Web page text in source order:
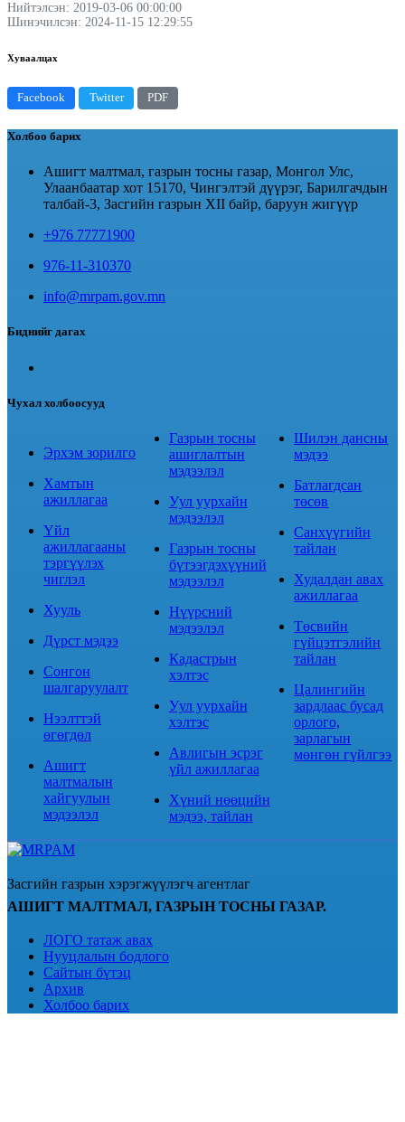
Нийтэлсэн: 2019-03-06 00:00:00
Шинэчилсэн: 2024-11-15 12:29:55
Хуваалцах
Facebook Twitter PDF
Холбоо барих
Ашигт малтмал, газрын тосны газар, Монгол Улс,
Улаанбаатар хот 15170, Чингэлтэй дүүрэг, Барилгачдын
талбай-3, Засгийн газрын XII байр, баруун жигүүр
+976 77771900
976-11-310370
info@mrpam.gov.mn
Биднийг дагах
Чухал холбоосууд
Эрхэм зорилго
Хамтын
ажиллагаа
Үйл
ажиллагааны
тэргүүлэх
чиглэл
Хууль
Дүрст мэдээ
Сонгон
шалгаруулалт
Нээлттэй
өгөгдөл
Ашигт
малтмалын
хайгуулын
мэдээлэл
Газрын тосны
ашиглалтын
мэдээлэл
Уул уурхайн
мэдээлэл
Газрын тосны
бүтээгдэхүүний
мэдээлэл
Нүүрсний
мэдээлэл
Кадастрын
хэлтэс
Уул уурхайн
хэлтэс
Авлигын эсрэг
үйл ажиллагаа
Хүний нөөцийн
мэдээ, тайлан
Шилэн дансны
мэдээ
Батлагдсан
төсөв
Санхүүгийн
тайлан
Худалдан авах
ажиллагаа
Төсвийн
гүйцэтгэлийн
тайлан
Цалингийн
зардлаас бусад
орлого,
зарлагын
мөнгөн гүйлгээ
Засгийн газрын хэрэгжүүлэгч агентлаг
АШИГТ МАЛТМАЛ, ГАЗРЫН ТОСНЫ ГАЗАР.
ЛОГО татаж авах
Нууцлалын бодлого
Сайтын бүтэц
Архив
Холбоо барих